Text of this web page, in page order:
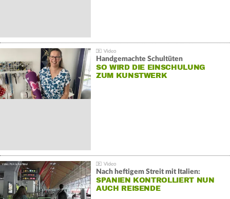
Handgemachte Schultüten
SO WIRD DIE EINSCHULUNG
ZUM KUNSTWERK
Nach heftigem Streit mit Italien:
SPANIEN KONTROLLIERT NUN
AUCH REISENDE